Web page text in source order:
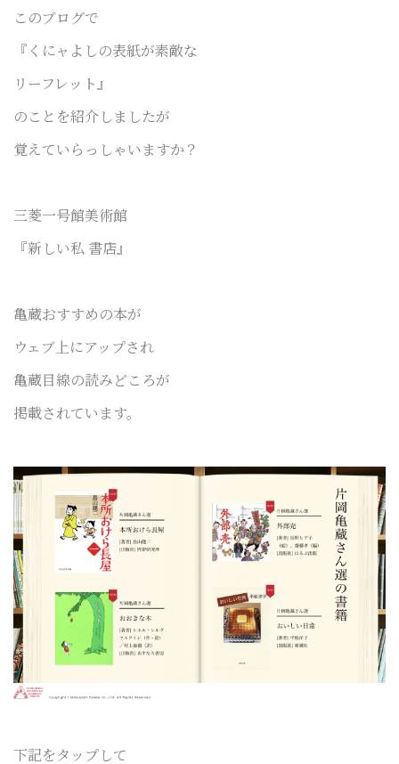
このブログで
『くにャよしの表紙が素敵な
リーフレット』
のことを紹介しましたが
覚えていらっしゃいますか？
三菱一号館美術館
『新しい私 書店』
亀蔵おすすめの本が
ウェブ上にアップされ
亀蔵目線の読みどころが
掲載されています。
下記をタップして